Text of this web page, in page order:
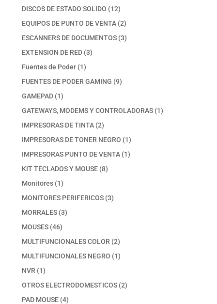
productos
DISCOS DE ESTADO SOLIDO 1212
productos
EQUIPOS DE PUNTO DE VENTA 22
productos
ESCANNERS DE DOCUMENTOS 33
EXTENSION DE RED 33
Fuentes de Poder 11
producto
FUENTES DE PODER GAMING 99
GAMEPAD 11
producto
GATEWAYS, MODEMS Y CONTROLADORAS 11
IMPRESORAS DE TINTA 22
productos
IMPRESORAS DE TONER NEGRO 11
producto
IMPRESORAS PUNTO DE VENTA 11
KIT TECLADOS Y MOUSE 88
Monitores 11
producto
MONITORES PERIFERICOS 33
MORRALES 33
MOUSES 4646
productos
MULTIFUNCIONALES COLOR 22
productos
MULTIFUNCIONALES NEGRO 11
NVR 11
producto
OTROS ELECTRODOMESTICOS 22
PAD MOUSE 44